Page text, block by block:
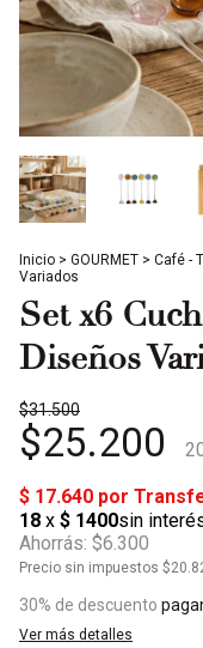
Inicio > GOURMET > Café -
Variados
Set x6
Diseños
$31.500
$25.200
Ahorrás: $6.300
Precio sin impuestos
30% de descuento
Ver más detalles